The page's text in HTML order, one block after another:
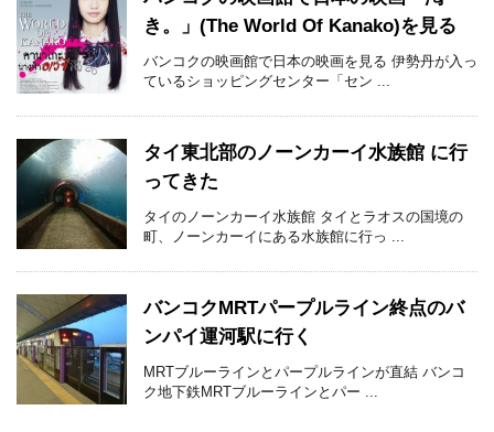
き。」(The World Of Kanako)を見る
バンコクの映画館で日本の映画を見る 伊勢丹が入っ
ているショッピングセンター「セン ...
タイ東北部のノーンカーイ水族館 に行
ってきた
タイのノーンカーイ水族館 タイとラオスの国境の
町、ノーンカーイにある水族館に行っ ...
バンコクMRTパープルライン終点のバ
ンパイ運河駅に行く
MRTブルーラインとパープルラインが直結 バンコ
ク地下鉄MRTブルーラインとパー ...